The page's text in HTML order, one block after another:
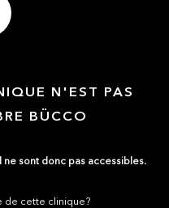
N'EST PAS
BÜCCO
sont donc pas accessibles.
de cette clinique?